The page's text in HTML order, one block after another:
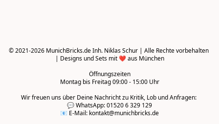
© 2021-2026 MunichBricks.de Inh. Niklas Schur | Alle Rechte vorbehalten
| Designs und Sets mit ❤️ aus München
Öffnungszeiten
Montag bis Freitag 09:00 - 15:00 Uhr
Wir freuen uns über Deine Nachricht zu Kritik, Lob und Anfragen:
💬 WhatsApp: 01520 6 329 129
📧 E-Mail: kontakt@munichbricks.de